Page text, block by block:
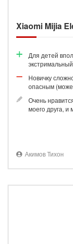
Xiaomi Mijia
Для детей
Новичку
опасным
Очень
моего друга, и
Акимов Тихон